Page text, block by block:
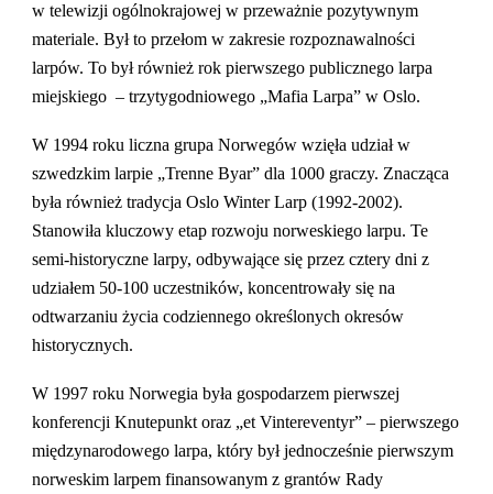
w telewizji ogólnokrajowej w przeważnie pozytywnym
materiale. Był to przełom w zakresie rozpoznawalności
larpów. To był również rok pierwszego publicznego larpa
miejskiego – trzytygodniowego „Mafia Larpa” w Oslo.
W 1994 roku liczna grupa Norwegów wzięła udział w
szwedzkim larpie „Trenne Byar” dla 1000 graczy. Znacząca
była również tradycja Oslo Winter Larp (1992-2002).
Stanowiła kluczowy etap rozwoju norweskiego larpu. Te
semi-historyczne larpy, odbywające się przez cztery dni z
udziałem 50-100 uczestników, koncentrowały się na
odtwarzaniu życia codziennego określonych okresów
historycznych.
W 1997 roku Norwegia była gospodarzem pierwszej
konferencji Knutepunkt oraz „et Vintereventyr” – pierwszego
międzynarodowego larpa, który był jednocześnie pierwszym
norweskim larpem finansowanym z grantów Rady